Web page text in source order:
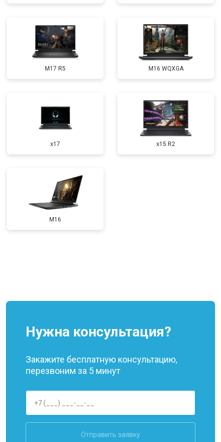
Замена оперативной памяти от 1100 ₽ Заказать
Прошивка BIOS от 1500 ₽ Заказать
Замена северного моста от 3500 ₽
M17 R5 M16 WQXGA
x17 x15 R2
M16
Нужна консультация?
Закажите бесплатную консультацию,
перезвоним за 5 минут
Отправить заявку